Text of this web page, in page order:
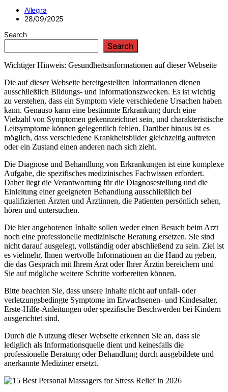
Allegra
28/09/2025
Search
Search
Wichtiger Hinweis: Gesundheitsinformationen auf dieser Webseite
Die auf dieser Webseite bereitgestellten Informationen dienen
ausschließlich Bildungs- und Informationszwecken. Es ist wichtig
zu verstehen, dass ein Symptom viele verschiedene Ursachen haben
kann. Genauso kann eine bestimmte Erkrankung durch eine
Vielzahl von Symptomen gekennzeichnet sein, und charakteristische
Leitsymptome können gelegentlich fehlen. Darüber hinaus ist es
möglich, dass verschiedene Krankheitsbilder gleichzeitig auftreten
oder ein Zustand einen anderen nach sich zieht.
Die Diagnose und Behandlung von Erkrankungen ist eine komplexe
Aufgabe, die spezifisches medizinisches Fachwissen erfordert.
Daher liegt die Verantwortung für die Diagnosestellung und die
Einleitung einer geeigneten Behandlung ausschließlich bei
qualifizierten Ärzten und Ärztinnen, die Patienten persönlich sehen,
hören und untersuchen.
Die hier angebotenen Inhalte sollen weder einen Besuch beim Arzt
noch eine professionelle medizinische Beratung ersetzen. Sie sind
nicht darauf ausgelegt, vollständig oder abschließend zu sein. Ziel ist
es vielmehr, Ihnen wertvolle Informationen an die Hand zu geben,
die das Gespräch mit Ihrem Arzt oder Ihrer Ärztin bereichern und
Sie auf mögliche weitere Schritte vorbereiten können.
Bitte beachten Sie, dass unsere Inhalte nicht auf unfall- oder
verletzungsbedingte Symptome im Erwachsenen- und Kindesalter,
Erste-Hilfe-Anleitungen oder spezifische Beschwerden bei Kindern
ausgerichtet sind.
Durch die Nutzung dieser Webseite erkennen Sie an, dass sie
lediglich als Informationsquelle dient und keinesfalls die
professionelle Beratung oder Behandlung durch ausgebildete und
anerkannte Mediziner ersetzt.